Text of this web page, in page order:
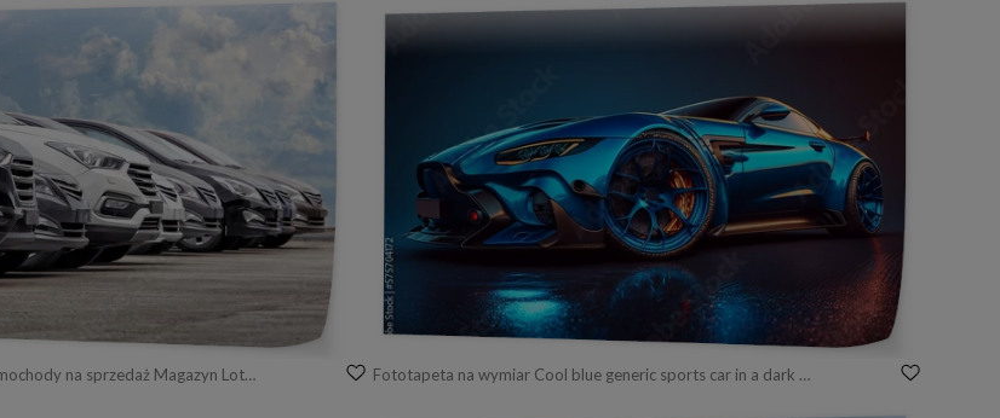
Fototapeta na wymiar Samochody na sprzedaż Magazyn Lot Row Fototapeta na wymiar Cool blue generic sports car in a dark studio background illustrated with generative AI